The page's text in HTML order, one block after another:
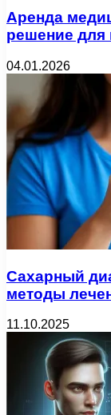
Аренда
решение
04.01.2026
Сахарный
методы
11.10.2025